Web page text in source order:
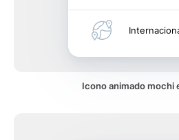
Icono animado mochi